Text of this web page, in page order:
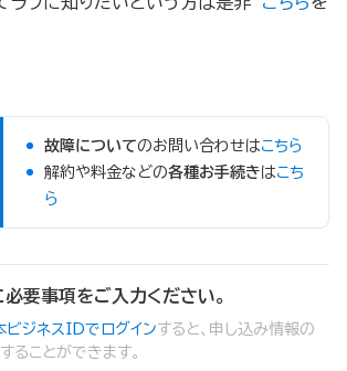
故障についてのお問い合わせはこちら
解約や料金などの各種お手続きはこち
ら
必要事項をご入力ください。
ジネスIDでログインすると、申し込み情報の
ることができます。